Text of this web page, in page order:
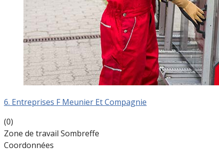
6. Entreprises F Meunier Et Compagnie
(0)
Zone de travail Sombreffe
Coordonnées